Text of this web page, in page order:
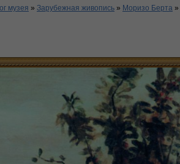
музея » Зарубежная живопись » Моризо Берта »